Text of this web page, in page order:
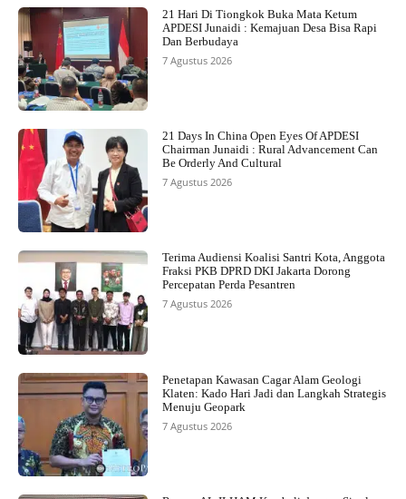
21 Hari Di Tiongkok Buka Mata Ketum
APDESI Junaidi : Kemajuan Desa Bisa Rapi
Dan Berbudaya
7 Agustus 2026
21 Days In China Open Eyes Of APDESI
Chairman Junaidi : Rural Advancement Can
Be Orderly And Cultural
7 Agustus 2026
Terima Audiensi Koalisi Santri Kota, Anggota
Fraksi PKB DPRD DKI Jakarta Dorong
Percepatan Perda Pesantren
7 Agustus 2026
Penetapan Kawasan Cagar Alam Geologi
Klaten: Kado Hari Jadi dan Langkah Strategis
Menuju Geopark
7 Agustus 2026